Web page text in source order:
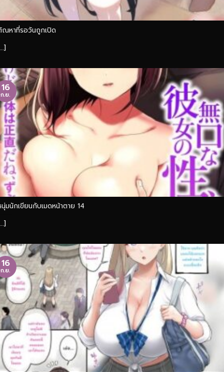
หาที่รอวันถูกเปิด
มนักเขียนกับเมดหน้าตาย 14
16
ก.ย.
16
ก.ย.